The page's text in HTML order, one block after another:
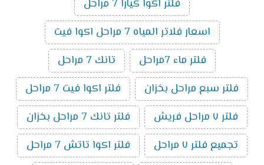
فلتر اكوا كيارا 7 مراحل
اسعار فلاتر المياه 7 مراحل اكوا فيت
فلتر ماء 7مراحل
تانك 7 مراحل
فلتر سبع مراحل بخزان
فلتر اكوا فيت 7 مراحل
فلتر ٧ مراحل فريش
فلتر تانك 7 مراحل بخزان
تجميع فلتر ٧ مراحل
فلتر اكوا تاتش 7 مراحل